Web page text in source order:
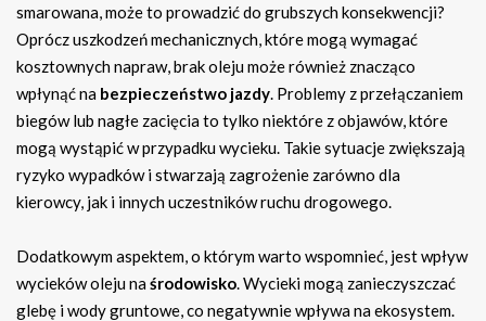
smarowana, może to prowadzić do grubszych konsekwencji?
Oprócz uszkodzeń mechanicznych, które mogą wymagać
kosztownych napraw, brak oleju może również znacząco
wpłynąć na bezpieczeństwo jazdy. Problemy z przełączaniem
biegów lub nagłe zacięcia to tylko niektóre z objawów, które
mogą wystąpić w przypadku wycieku. Takie sytuacje zwiększają
ryzyko wypadków i stwarzają zagrożenie zarówno dla
kierowcy, jak i innych uczestników ruchu drogowego.
Dodatkowym aspektem, o którym warto wspomnieć, jest wpływ
wycieków oleju naśrodowisko. Wycieki mogą zanieczyszczać
glebę i wody gruntowe, co negatywnie wpływa na ekosystem.